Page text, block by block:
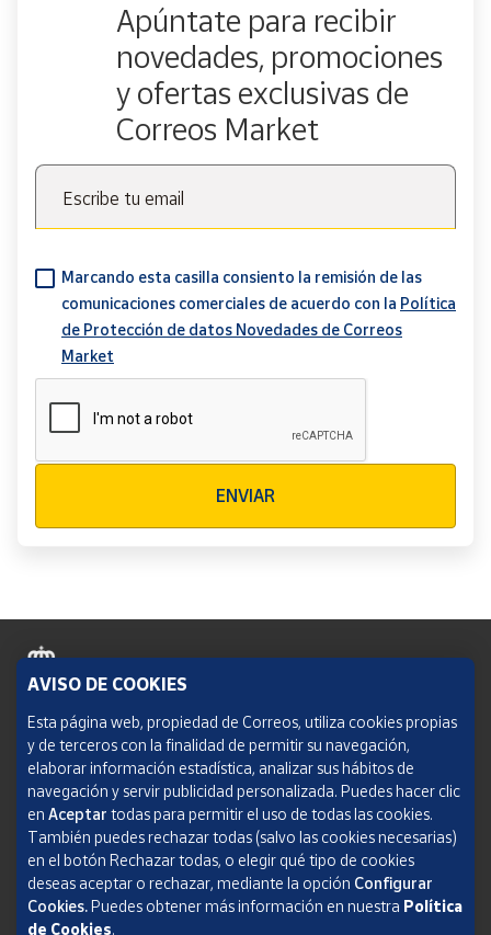
Apúntate para recibir
novedades, promociones
y ofertas exclusivas de
Correos Market
Escribe tu email
Marcando esta casilla consiento la remisión de las
comunicaciones comerciales de acuerdo con la Política
de Protección de datos Novedades de Correos
Market
ENVIAR
Política de cookies
Aviso legal
Condiciones del servicio
Política de Privacidad Web
Informe de transparencia
SOCIEDAD ESTATAL CORREOS Y TELÉGRAFOS, S.A., S.M.E. Todos los derechos
AVISO DE COOKIES
Esta página web, propiedad de Correos, utiliza cookies propias
y de terceros con la finalidad de permitir su navegación,
elaborar información estadística, analizar sus hábitos de
navegación y servir publicidad personalizada. Puedes hacer clic
en Aceptar todas para permitir el uso de todas las cookies.
También puedes rechazar todas (salvo las cookies necesarias)
en el botón Rechazar todas, o elegir qué tipo de cookies
deseas aceptar o rechazar, mediante la opción Configurar
Cookies.Puedes obtener más información en nuestra Política
de Cookies.